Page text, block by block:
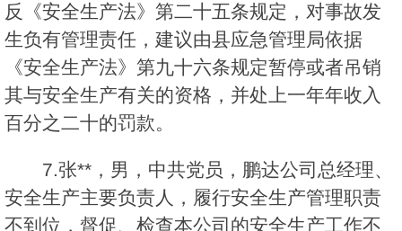
反《安全生产法》第二十五条规定，对事故发
生负有管理责任，建议由县应急管理局依据
《安全生产法》第九十六条规定暂停或者吊销
其与安全生产有关的资格，并处上一年年收入
百分之二十的罚款。
7.张**，男，中共党员，鹏达公司总经理、
安全生产主要负责人，履行安全生产管理职责
不到位，督促、检查本公司的安全生产工作不